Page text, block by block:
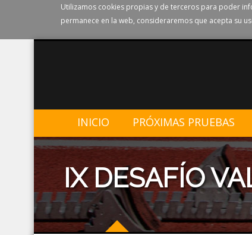
Utilizamos cookies propias y de terceros para poder
permanece en la web, consideraremos que acepta su
INICIO PRÓXIMAS PRUEBAS
IX DESAFÍO